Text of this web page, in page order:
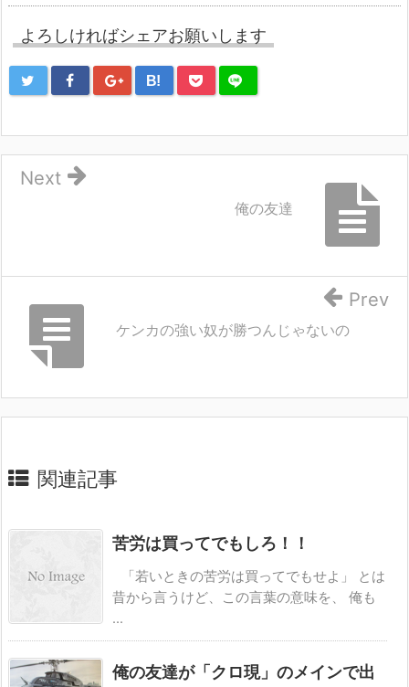
よろしければシェアお願いします
B!
俺の友達
Next
ケンカの強い奴が勝つんじゃないの
Prev
関連記事
苦労は買ってでもしろ！！
「若いときの苦労は買ってでもせよ」 とは
昔から言うけど、この言葉の意味を、 俺も
...
俺の友達が「クロ現」のメインで出